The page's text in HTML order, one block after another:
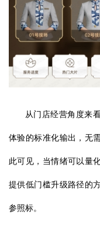
从门店经营角度来
体验的标准化输出，无
此可见，当情绪可以量
提供低门槛升级路径的
参照标。